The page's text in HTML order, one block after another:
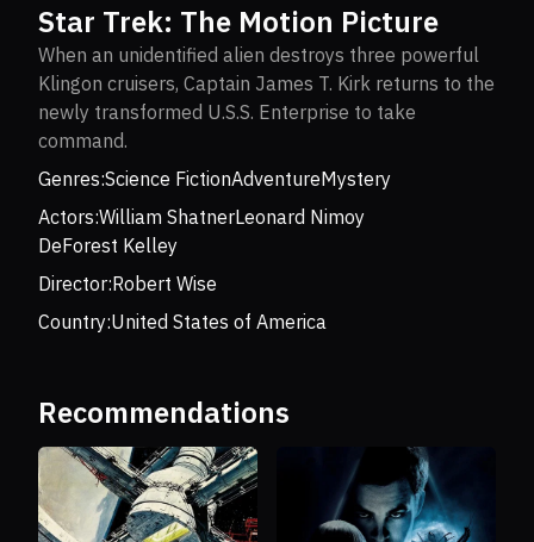
Star Trek: The Motion Picture
When an unidentified alien destroys three powerful
Klingon cruisers, Captain James T. Kirk returns to the
newly transformed U.S.S. Enterprise to take
command.
Genres:Science FictionAdventureMystery
Actors:William ShatnerLeonard Nimoy
DeForest Kelley
Director:Robert Wise
Country:United States of America
Recommendations